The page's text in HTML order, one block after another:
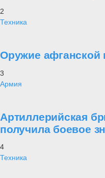
2
Техника
Оружие афганской
3
Армия
Артиллерийская
получила боевое
4
Техника